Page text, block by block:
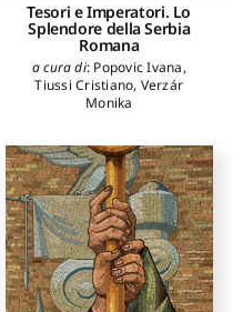
Tesori e Imperatori. Lo
Splendore della Serbia
Romana
a cura di: Popovic Ivana,
Tiussi Cristiano, Verzár
Monika